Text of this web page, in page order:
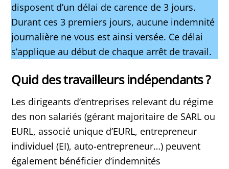
disposent d’un délai de carence de 3 jours.
Durant ces 3 premiers jours, aucune indemnité
journalière ne vous est ainsi versée. Ce délai
s’applique au début de chaque arrêt de travail.
Quid des travailleurs indépendants ?
Les dirigeants d’entreprises relevant du régime
des non salariés (gérant majoritaire de SARL ou
EURL, associé unique d’EURL, entrepreneur
individuel (EI), auto-entrepreneur…) peuvent
également bénéficier d’indemnités